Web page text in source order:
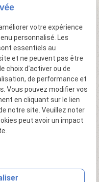
votre expérience
personnalisé. Les
essentiels au
et ne peuvent pas être
choix d'activer ou de
de performance et
Vous pouvez modifier vos
en cliquant sur le lien
notre site. Veuillez noter
peut avoir un impact